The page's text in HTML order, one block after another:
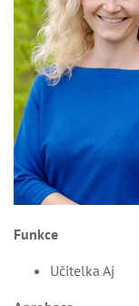
Funkce
Učitelka Aj